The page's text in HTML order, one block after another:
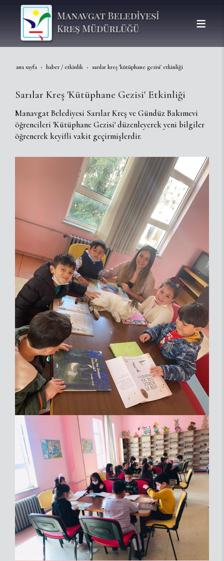
ana sayfa haber / etkinlik sarılar kreş 'kütüphane gezisi' etkinliği
Sarılar Kreş 'Kütüphane Gezisi' Etkinliği
Manavgat Belediyesi Sarılar Kreş ve Gündüz Bakımevi
öğrencileri 'Kütüphane Gezisi' düzenleyerek yeni bilgiler
öğrenerek keyifli vakit geçirmişlerdir.